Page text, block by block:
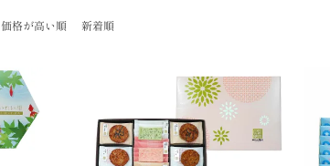
価格が高い順 新着順